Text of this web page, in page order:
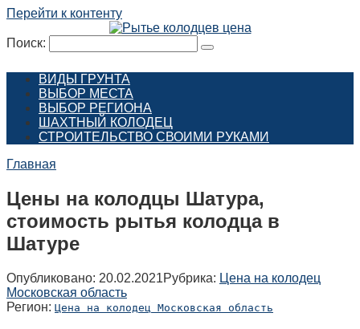
Перейти к контенту
Поиск:
ВИДЫ ГРУНТА
ВЫБОР МЕСТА
ВЫБОР РЕГИОНА
ШАХТНЫЙ КОЛОДЕЦ
СТРОИТЕЛЬСТВО СВОИМИ РУКАМИ
Главная
Цены на колодцы Шатура,
стоимость рытья колодца в
Шатуре
Опубликовано: 20.02.2021Рубрика: Цена на колодец
Московская область
Регион: Цена на колодец Московская область